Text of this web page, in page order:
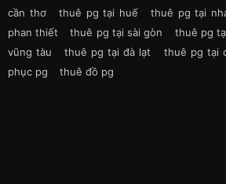
cần thơ
thuê pg tại huế thuê pg tại
phan thiết
thuê pg tại sài gòn thuê pg
vũng tàu
thuê pg tại đà lạt thuê pg tại
phục pg
thuê đồ pg